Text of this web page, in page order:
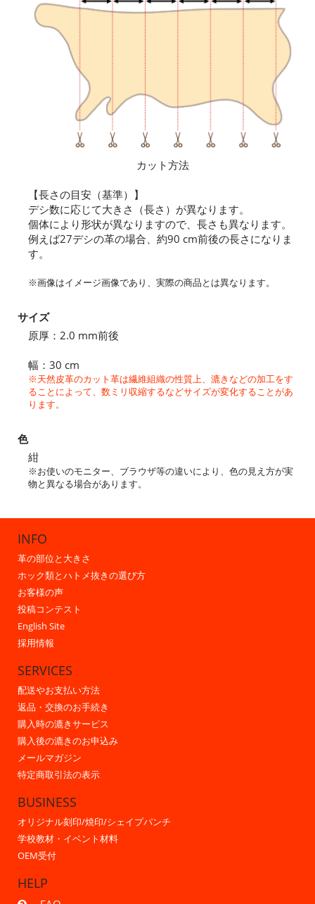
カット方法
【長さの目安（基準）】
デシ数に応じて大きさ（長さ）が異なります。
個体により形状が異なりますので、長さも異なります。
例えば27デシの革の場合、約90 cm前後の長さになりま
す。
※画像はイメージ画像であり、実際の商品とは異なります。
サイズ
原厚：2.0 mm前後
幅：30 cm
※天然皮革のカット革は繊維組織の性質上、漉きなどの加工をす
ることによって、数ミリ収縮するなどサイズが変化することがあ
ります。
色
紺
※お使いのモニター、ブラウザ等の違いにより、色の見え方が実
物と異なる場合があります。
INFO
革の部位と大きさ
ホック類とハトメ抜きの選び方
お客様の声
投稿コンテスト
English Site
採用情報
SERVICES
配送やお支払い方法
返品・交換のお手続き
購入時の漉きサービス
購入後の漉きのお申込み
メールマガジン
特定商取引法の表示
BUSINESS
オリジナル刻印/焼印/シェイプパンチ
学校教材・イベント材料
OEM受付
HELP